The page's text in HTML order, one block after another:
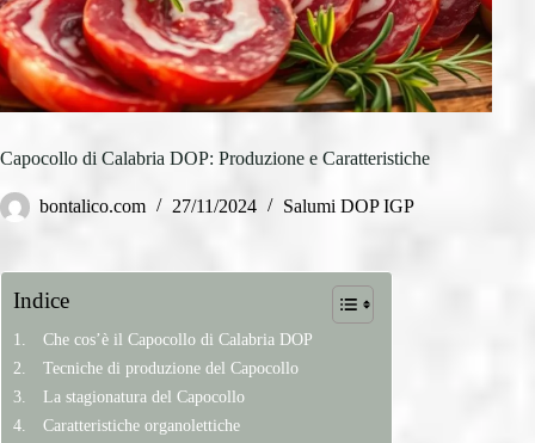
Capocollo di Calabria DOP: Produzione e Caratteristiche
bontalico.com 27/11/2024 Salumi DOP IGP
Indice
Che cos’è il Capocollo di Calabria DOP
Tecniche di produzione del Capocollo
La stagionatura del Capocollo
Caratteristiche organolettiche